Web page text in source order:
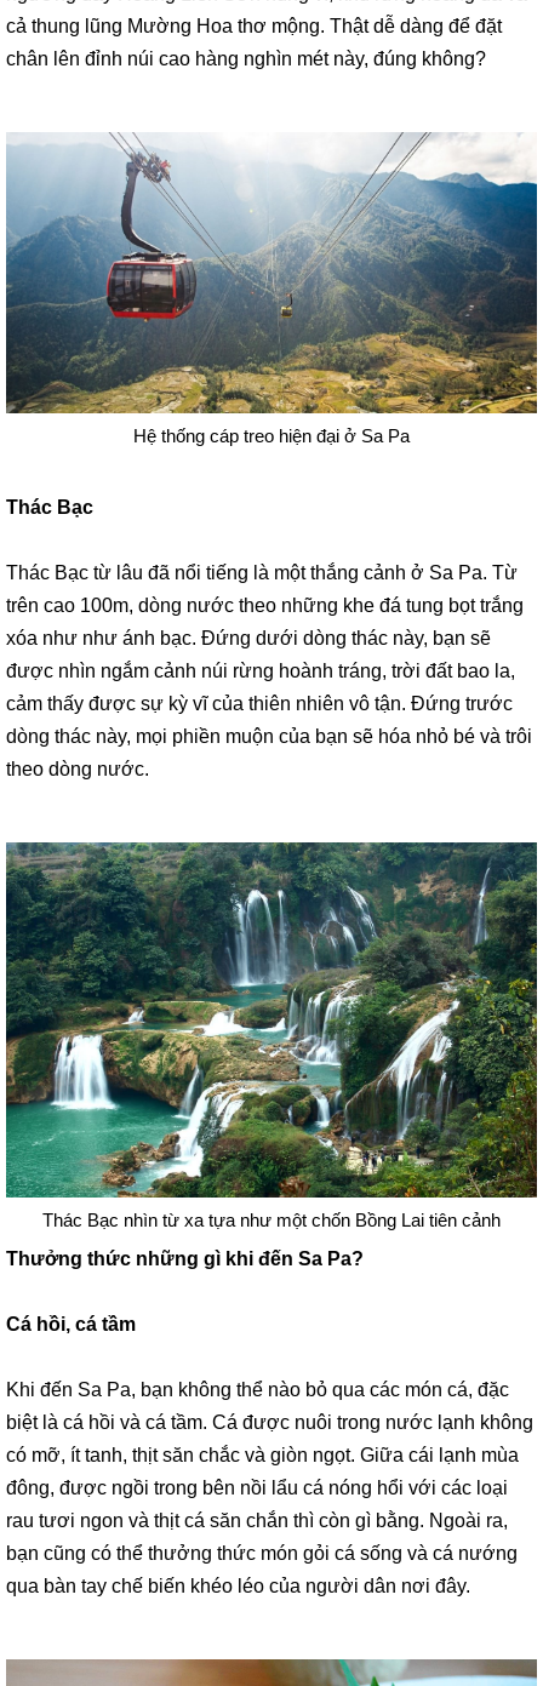
cả thung lũng Mường Hoa thơ mộng. Thật dễ dàng để đặt
chân lên đỉnh núi cao hàng nghìn mét này, đúng không?
Hệ thống cáp treo hiện đại ở Sa Pa
Thác Bạc
Thác Bạc từ lâu đã nổi tiếng là một thắng cảnh ở Sa Pa. Từ
trên cao 100m, dòng nước theo những khe đá tung bọt trắng
xóa như như ánh bạc. Đứng dưới dòng thác này, bạn sẽ
được nhìn ngắm cảnh núi rừng hoành tráng, trời đất bao la,
cảm thấy được sự kỳ vĩ của thiên nhiên vô tận. Đứng trước
dòng thác này, mọi phiền muộn của bạn sẽ hóa nhỏ bé và trôi
theo dòng nước.
Thác Bạc nhìn từ xa tựa như một chốn Bồng Lai tiên cảnh
Thưởng thức những gì khi đến Sa Pa?
Cá hồi, cá tầm
Khi đến Sa Pa, bạn không thể nào bỏ qua các món cá, đặc
biệt là cá hồi và cá tầm. Cá được nuôi trong nước lạnh không
có mỡ, ít tanh, thịt săn chắc và giòn ngọt. Giữa cái lạnh mùa
đông, được ngồi trong bên nồi lẩu cá nóng hổi với các loại
rau tươi ngon và thịt cá săn chắn thì còn gì bằng. Ngoài ra,
bạn cũng có thể thưởng thức món gỏi cá sống và cá nướng
qua bàn tay chế biến khéo léo của người dân nơi đây.